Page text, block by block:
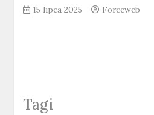
15 lipca 2025 Forceweb
Tagi